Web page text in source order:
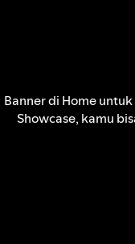
Banner di Home
Showcase, kamu